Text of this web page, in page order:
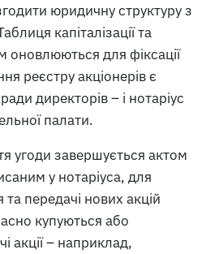
юридичну структуру з
капіталізації та
оновлюються для фіксації
реєстру акціонерів є
директорів – і нотаріус
палати.
угоди завершується актом
у нотаріуса, для
передачі нових акцій
купуються або
акції – наприклад,